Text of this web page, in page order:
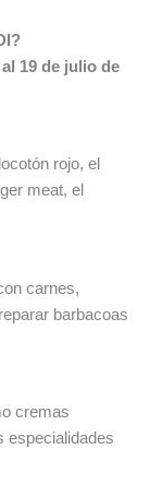
19 de julio de
rojo, el
meat, el
carnes,
barbacoas
cremas
especialidades